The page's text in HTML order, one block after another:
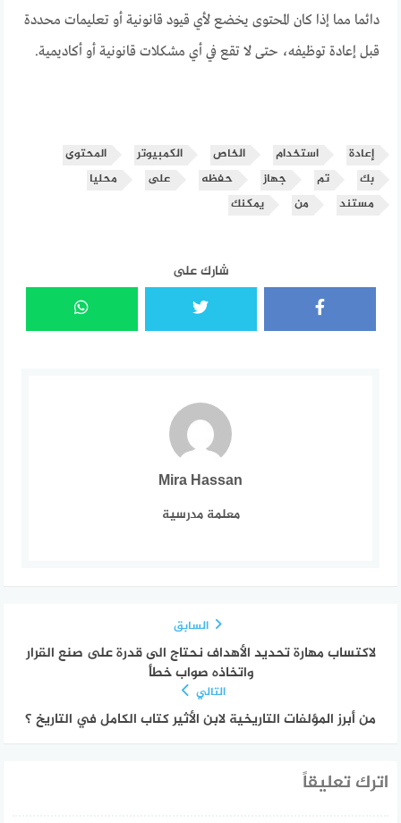
دائما مما إذا كان المحتوى يخضع لأي قيود قانونية أو تعليمات محددة
قبل إعادة توظيفه، حتى لا تقع في أي مشكلات قانونية أو أكاديمية.
إعادة استخدام الخاص الكمبيوتر
المحتوى
بك
تم جهاز حفظه على
محليا
مستند
من يمكنك
شارك على
Mira Hassan
معلمة مدرسية
السابق
لاكتساب مهارة تحديد الأهداف نحتاج الى قدرة على صنع القرار
واتخاذه صواب خطأ
التالي
من أبرز المؤلفات التاريخية لابن الأثير كتاب الكامل في التاريخ ؟
اترك تعليقاً